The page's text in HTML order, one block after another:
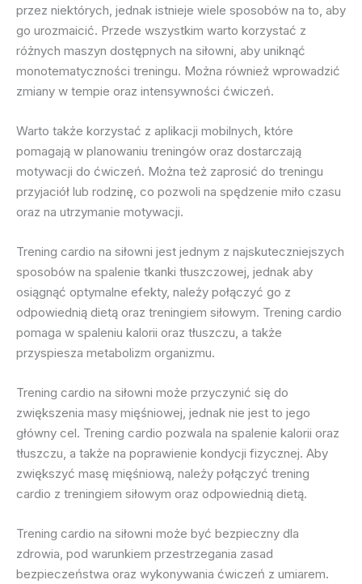
przez niektórych, jednak istnieje wiele sposobów na to, aby
go urozmaicić. Przede wszystkim warto korzystać z
różnych maszyn dostępnych na siłowni, aby uniknąć
monotematyczności treningu. Można również wprowadzić
zmiany w tempie oraz intensywności ćwiczeń.
Warto także korzystać z aplikacji mobilnych, które
pomagają w planowaniu treningów oraz dostarczają
motywacji do ćwiczeń. Można też zaprosić do treningu
przyjaciół lub rodzinę, co pozwoli na spędzenie miło czasu
oraz na utrzymanie motywacji.
Trening cardio na siłowni jest jednym z najskuteczniejszych
sposobów na spalenie tkanki tłuszczowej, jednak aby
osiągnąć optymalne efekty, należy połączyć go z
odpowiednią dietą oraz treningiem siłowym. Trening cardio
pomaga w spaleniu kalorii oraz tłuszczu, a także
przyspiesza metabolizm organizmu.
Trening cardio na siłowni może przyczynić się do
zwiększenia masy mięśniowej, jednak nie jest to jego
główny cel. Trening cardio pozwala na spalenie kalorii oraz
tłuszczu, a także na poprawienie kondycji fizycznej. Aby
zwiększyć masę mięśniową, należy połączyć trening
cardio z treningiem siłowym oraz odpowiednią dietą.
Trening cardio na siłowni może być bezpieczny dla
zdrowia, pod warunkiem przestrzegania zasad
bezpieczeństwa oraz wykonywania ćwiczeń z umiarem.